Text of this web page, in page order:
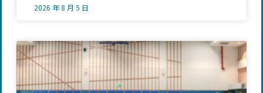
2026 年 8 月 5 日